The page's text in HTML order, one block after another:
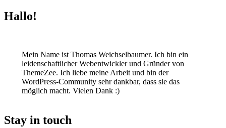
Hallo!
Mein Name ist Thomas Weichselbaumer. Ich bin ein
leidenschaftlicher Webentwickler und Gründer von
ThemeZee. Ich liebe meine Arbeit und bin der
WordPress-Community sehr dankbar, dass sie das
möglich macht. Vielen Dank :)
Stay in touch